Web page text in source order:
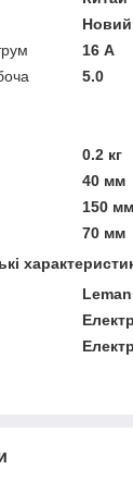
Новий
16 А
5.0
0.2 кг
40 мм
150 мм
70 мм